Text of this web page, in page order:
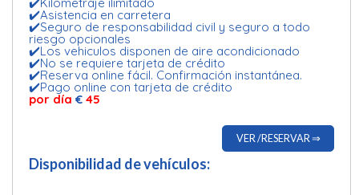
✔️Asistencia en carretera
✔️Seguro de responsabilidad civil y seguro a todo
riesgo opcionales
✔️Los vehiculos disponen de aire acondicionado
✔️No se requiere tarjeta de crédito
✔️Reserva online fácil. Confirmación instantánea.
✔️Pago online con tarjeta de crédito
por día€ 45
VER /RESERVAR ⇒
Disponibilidad de vehículos: